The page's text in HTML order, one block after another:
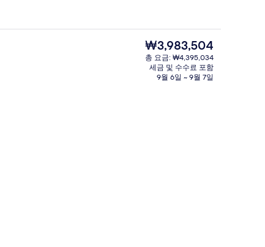
현
재
가
₩3,983,504
총 요금: ₩4,395,034
세금 및 수수료 포함
9월 6일 ~ 9월 7일